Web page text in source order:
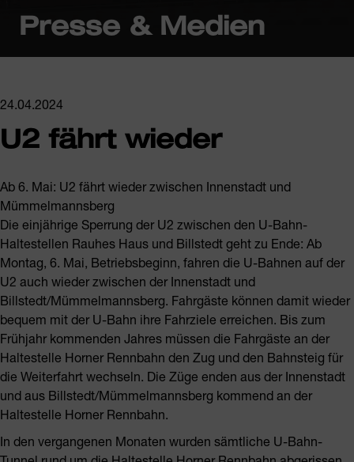
Presse & Medien
24.04.2024
U2 fährt wieder
Ab 6. Mai: U2 fährt wieder zwischen Innenstadt und
Mümmelmannsberg
Die einjährige Sperrung der U2 zwischen den U-Bahn-
Haltestellen Rauhes Haus und Billstedt geht zu Ende: Ab
Montag, 6. Mai, Betriebsbeginn, fahren die U-Bahnen auf der
U2 auch wieder zwischen der Innenstadt und
Billstedt/Mümmelmannsberg. Fahrgäste können damit wieder
bequem mit der U-Bahn ihre Fahrziele erreichen. Bis zum
Frühjahr kommenden Jahres müssen die Fahrgäste an der
Haltestelle Horner Rennbahn den Zug und den Bahnsteig für
die Weiterfahrt wechseln. Die Züge enden aus der Innenstadt
und aus Billstedt/Mümmelmannsberg kommend an der
Haltestelle Horner Rennbahn.
In den vergangenen Monaten wurden sämtliche U-Bahn-